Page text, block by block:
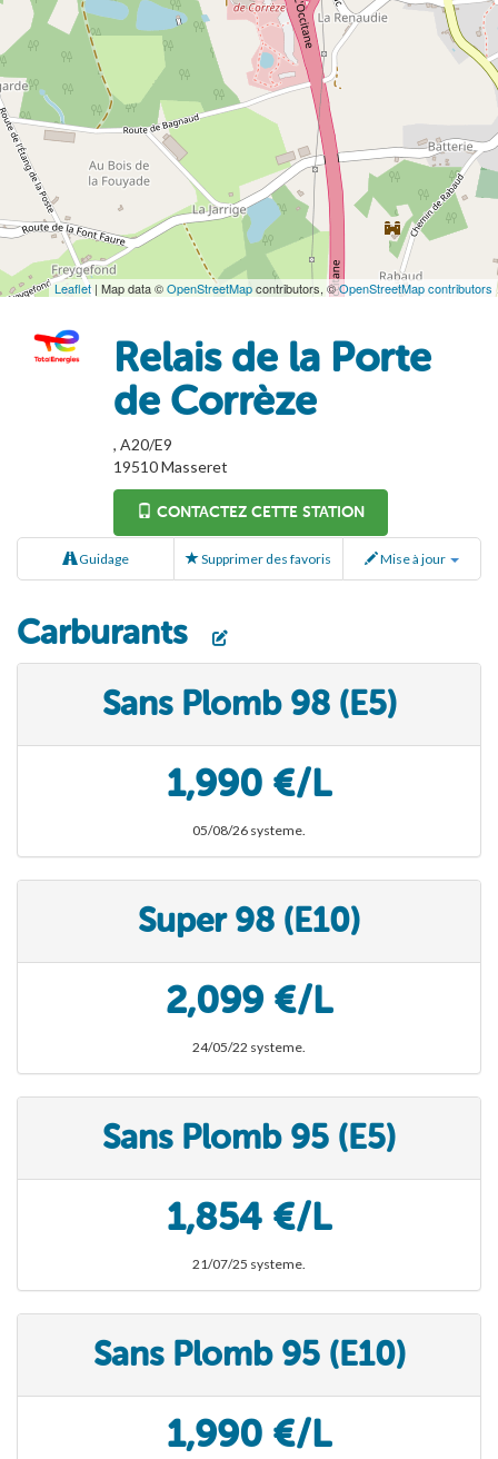
Leaflet| Map data ©OpenStreetMapcontributors, ©OpenStreetMap contributors
Relais de la Porte
de Corrèze
, A20/E9
19510Masseret
CONTACTEZ CETTE STATION
Guidage Supprimer des favoris Mise à jour
Carburants
Sans Plomb 98 (E5)
1,990 €/L
05/08/26 systeme.
Super 98 (E10)
2,099 €/L
24/05/22 systeme.
Sans Plomb 95 (E5)
1,854 €/L
21/07/25 systeme.
Sans Plomb 95 (E10)
1,990 €/L